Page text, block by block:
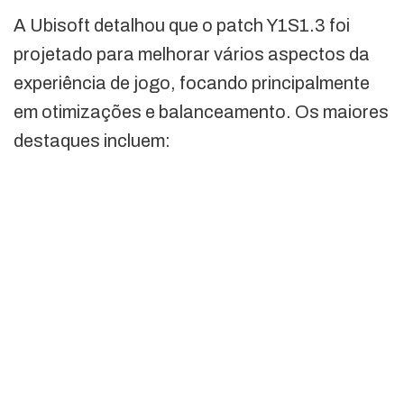
A Ubisoft detalhou que o patch Y1S1.3 foi
projetado para melhorar vários aspectos da
experiência de jogo, focando principalmente
em otimizações e balanceamento. Os maiores
destaques incluem: